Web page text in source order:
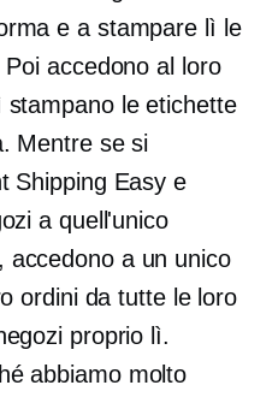
e a stampare lì le
accedono al loro
stampano le etichette
Mentre se si
Shipping Easy e
a quell'unico
accedono a un unico
ordini da tutte le loro
proprio lì.
abbiamo molto